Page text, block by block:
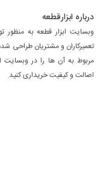
درباره ابزارقطعه
وبسایت ابزار قطعه به
تعمیرکاران و مشتریان طراحی
مربوط به آن ها را در
اصالت و کیفیت خریداری کنید.